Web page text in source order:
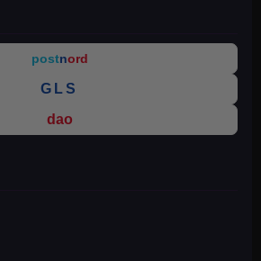
postnord
GLS
dao